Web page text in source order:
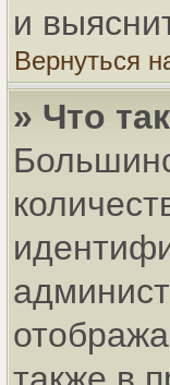
и
Вернуться
» Что